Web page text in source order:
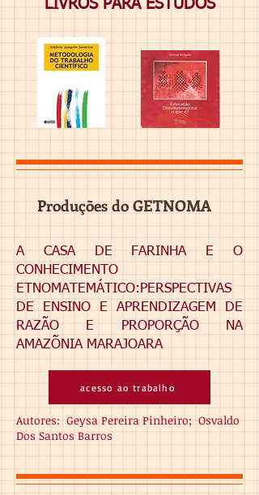
LIVROS PARA ESTUDOS
Produções do GETNOMA
A CASA DE FARINHA E O
CONHECIMENTO
ETNOMATEMÁTICO:PERSPECTIVAS
DE ENSINO E APRENDIZAGEM DE
RAZÃO E PROPORÇÃO NA
AMAZÕNIA MARAJOARA
acesso ao trabalho
Autores: Geysa Pereira Pinheiro; Osvaldo
Dos Santos Barros